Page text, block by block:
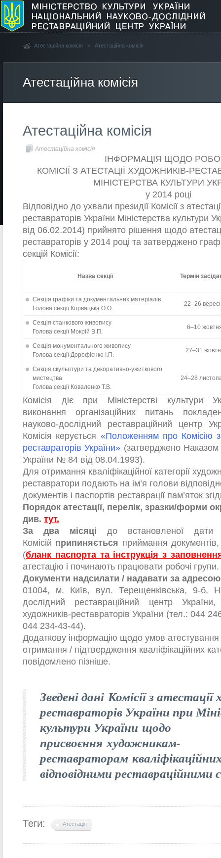
Атестаційна комісія > Атестаційна комісія
Атестаційна комісія
Атестаційна комісія
Атестаційна комісія
ІНФОРМАЦІЯ ЩОДО
КОМІСІЇ З АТЕСТАЦІЇ ХУДОЖНИКІВ-
МІНІСТЕРСТВА КУЛЬТУРИ
у 2014 році
Відповідно до ухвали президії Комісії з
реставраторів України Міністерства культури
від 06.02.2014) прийнято рішення щодо
реставраторів у 2014 році та затверджено
секцій Комісії:
Назва секції Термін
Секція графіки та документальних матеріалів
Голова секції Корвацька О.О.
22–26
Секція станкового живопису
Голова секції Мокрій В.П.
6–10
Секція монументального живопису
Голова секції Дорофієнко І.П.
27–31
Секція скульптури та декоративно-ужиткового
мистецтва
Голова секції Коваленко Т.В.
24–28
Комісія діє при Міністерстві культури
виконання організаційних питань
науково-дослідний реставраційний центр
Комісія керується «Положенням про Комісію з
реставраторів України» (затверджено Наказом
України № 84 від 08.04.1993).
Для отримання кваліфікаційної категорії
реставратори подають на ім’я голови
документів і паспортів реставрації пам’яток
Порядок атестації, перелік, зразки/форми
див. тут.
За два місяці до встановленої дати
Комісій припиняється приймання документів,
(бланк паспорта та інструкція з
атестацію і починають працювати робочі групи.
Документи надсилати / надавати за
01004, м. Київ, вул. Терещенківська, 9-б,
дослідний реставраційний центр України,
художників-реставраторів України (тел.: 044
044 234-43-44).
Додаткову інформацію щодо умов
отримання / підтвердження кваліфікаційних
повідомлено пізніше.
Зведені дані Комісії з
реставраторів України при
культури України щодо
присвоєнняхудожникам-
реставраторам
відповідними реставраційними
Теги: Атестація